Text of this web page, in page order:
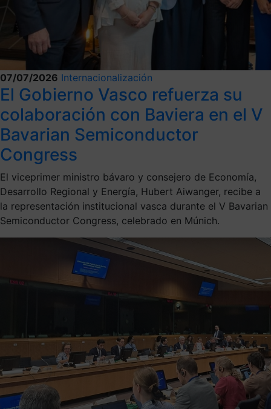
07/07/2026 Internacionalización
El Gobierno Vasco refuerza su
colaboración con Baviera en el V
Bavarian Semiconductor
Congress
El viceprimer ministro bávaro y consejero de Economía,
Desarrollo Regional y Energía, Hubert Aiwanger, recibe a
la representación institucional vasca durante el V Bavarian
Semiconductor Congress, celebrado en Múnich.